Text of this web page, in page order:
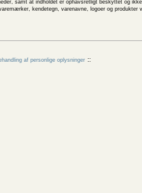
samt at indholdet er ophavsretligt beskyttet og
kendetegn, varenavne, logoer og
af personlige oplysninger